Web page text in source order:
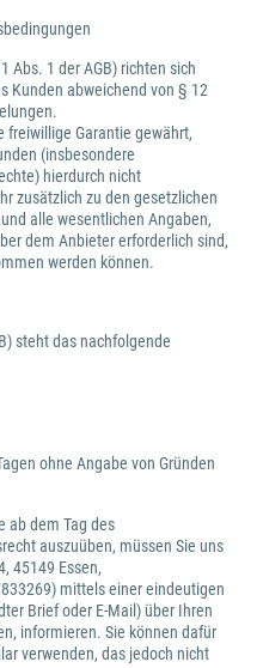
Abs. 1 der AGB) richten sich
Kunden abweichend von § 12
freiwillige Garantie gewährt,
(insbesondere
hierdurch nicht
zusätzlich zu den gesetzlichen
alle wesentlichen Angaben,
dem Anbieter erforderlich sind,
werden können.
steht das nachfolgende
ohne Angabe von Gründen
ab dem Tag des
auszuüben, müssen Sie uns
45149 Essen,
mittels einer eindeutigen
Brief oder E-Mail) über Ihren
informieren. Sie können dafür
verwenden, das jedoch nicht